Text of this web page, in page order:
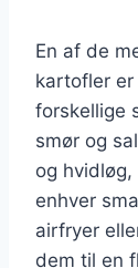
En af de
kartofler
forskellige
smør og
og
enhver
airfryer
dem til en